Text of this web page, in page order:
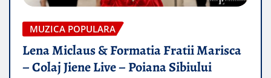
MUZICA POPULARA
Lena Miclaus & Formatia Fratii Marisca
– Colaj Jiene Live – Poiana Sibiului